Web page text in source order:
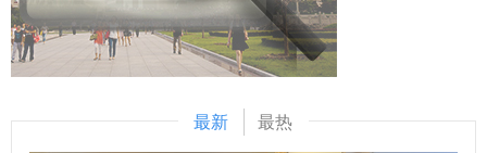
治、区域国别学等重点领域建立常态化合作机制，开展联合科
研、学术论坛、师生互访等系列活动。 会谈结束后，代表团
一行应邀参加了由国家安全学院（反恐怖主义法学院）、中南
亚研究中心（教育部区域国别研究中心）联合举办的专题研讨
会。会上，双方专家学者围绕中亚地区安全局势、区域合作机
设立专项奖学金、健全学生服务保障等全方位支持体系，为培
养高素质涉外法治人才提供关键支撑。他期待双方携手创新合
作模式，进一步拓宽合作维度，为两校师生的学术成长与职业
发展开拓更广阔的空间。 双方围绕国家留学基金管理委员会
国际组织法治人才培养项目、中外合作办学项目及2+2国际本
最新 最热